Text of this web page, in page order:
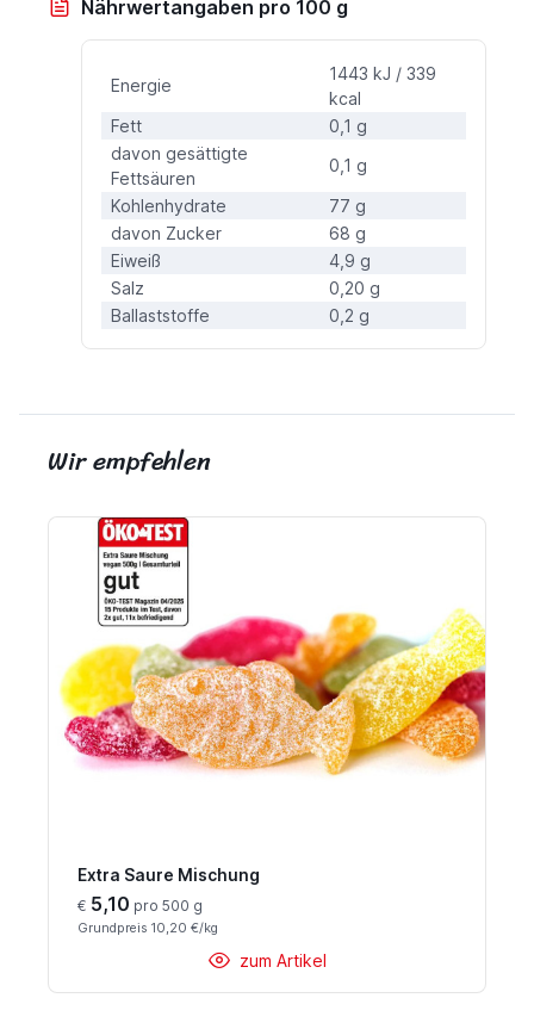
Nährwertangaben pro 100 g
Energie
1443 kJ / 339
kcal
Fett
0,1 g
davon gesättigte
Fettsäuren
0,1 g
Kohlenhydrate
77 g
davon Zucker
68 g
Eiweiß
4,9 g
Salz
0,20 g
Ballaststoffe
0,2 g
Wir empfehlen
Extra Saure Mischung
€ 5,10 pro 500 g
Grundpreis 10,20 €/kg
zum Artikel